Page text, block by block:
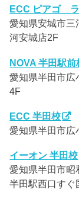
ECC ピアゴ
愛知県安城市
河安城店2F
NOVA 半田駅前
愛知県半田市
4F
ECC 半田校
愛知県半田市広
イーオン 半田校
愛知県半田市
半田駅西口すぐ